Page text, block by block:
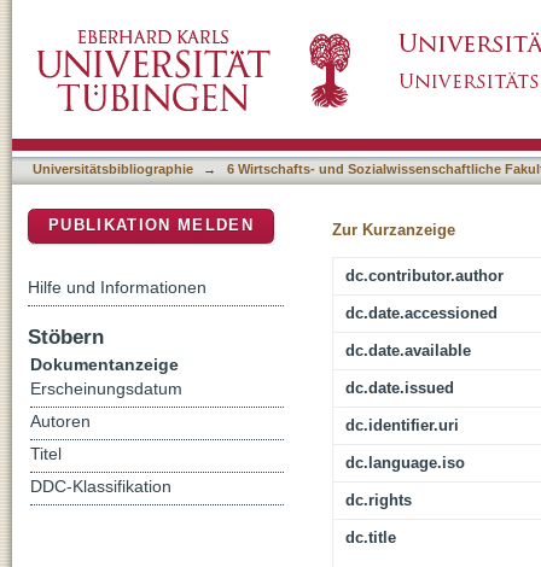
Universitätsbibliographie → 6 Wirtschafts- und Sozialwissenschaftliche
Zur Kurzanzeige
dc.contributor.author
dc.date.accessioned
dc.date.available
dc.date.issued
dc.identifier.uri
dc.language.iso
dc.rights
dc.title
PUBLIKATION MELDEN
Hilfe und Informationen
Stöbern
Dokumentanzeige
Erscheinungsdatum
Autoren
Titel
DDC-Klassifikation